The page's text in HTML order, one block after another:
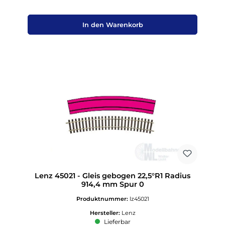
In den Warenkorb
Lenz 45021 - Gleis gebogen 22,5°R1 Radius
914,4 mm Spur 0
Produktnummer: lz45021
Hersteller: Lenz
Lieferbar